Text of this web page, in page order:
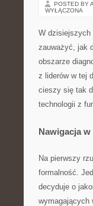
POSTED BY
WYŁĄCZONA
W dzisiejszych
zauważyć, jak
obszarze
z liderów w tej
cieszy się tak
technologii z
Nawigacja
Na pierwszy
formalność.
decyduje o
wymagających